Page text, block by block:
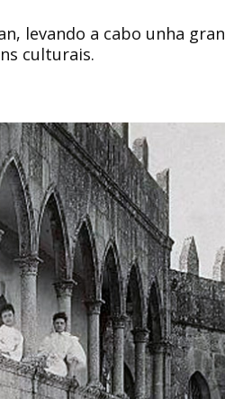
levando a cabo unha gran
culturais.